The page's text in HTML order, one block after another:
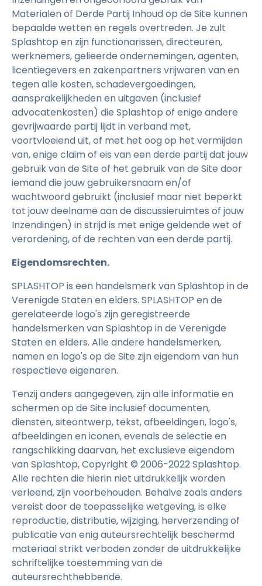
Materialen of Derde Partij Inhoud op de Site kunnen
bepaalde wetten en regels overtreden. Je zult
Splashtop en zijn functionarissen, directeuren,
werknemers, gelieerde ondernemingen, agenten,
licentiegevers en zakenpartners vrijwaren van en
tegen alle kosten, schadevergoedingen,
aansprakelijkheden en uitgaven (inclusief
advocatenkosten) die Splashtop of enige andere
gevrijwaarde partij lijdt in verband met,
voortvloeiend uit, of met het oog op het vermijden
van, enige claim of eis van een derde partij dat jouw
gebruik van de Site of het gebruik van de Site door
iemand die jouw gebruikersnaam en/of
wachtwoord gebruikt (inclusief maar niet beperkt
tot jouw deelname aan de discussieruimtes of jouw
Inzendingen) in strijd is met enige geldende wet of
verordening, of de rechten van een derde partij.
Eigendomsrechten.
SPLASHTOP is een handelsmerk van Splashtop in de
Verenigde Staten en elders. SPLASHTOP en de
gerelateerde logo's zijn geregistreerde
handelsmerken van Splashtop in de Verenigde
Staten en elders. Alle andere handelsmerken,
namen en logo's op de Site zijn eigendom van hun
respectieve eigenaren.
Tenzij anders aangegeven, zijn alle informatie en
schermen op de Site inclusief documenten,
diensten, siteontwerp, tekst, afbeeldingen, logo's,
afbeeldingen en iconen, evenals de selectie en
rangschikking daarvan, het exclusieve eigendom
van Splashtop, Copyright © 2006-2022 Splashtop.
Alle rechten die hierin niet uitdrukkelijk worden
verleend, zijn voorbehouden. Behalve zoals anders
vereist door de toepasselijke wetgeving, is elke
reproductie, distributie, wijziging, herverzending of
publicatie van enig auteursrechtelijk beschermd
materiaal strikt verboden zonder de uitdrukkelijke
schriftelijke toestemming van de
auteursrechthebbende.